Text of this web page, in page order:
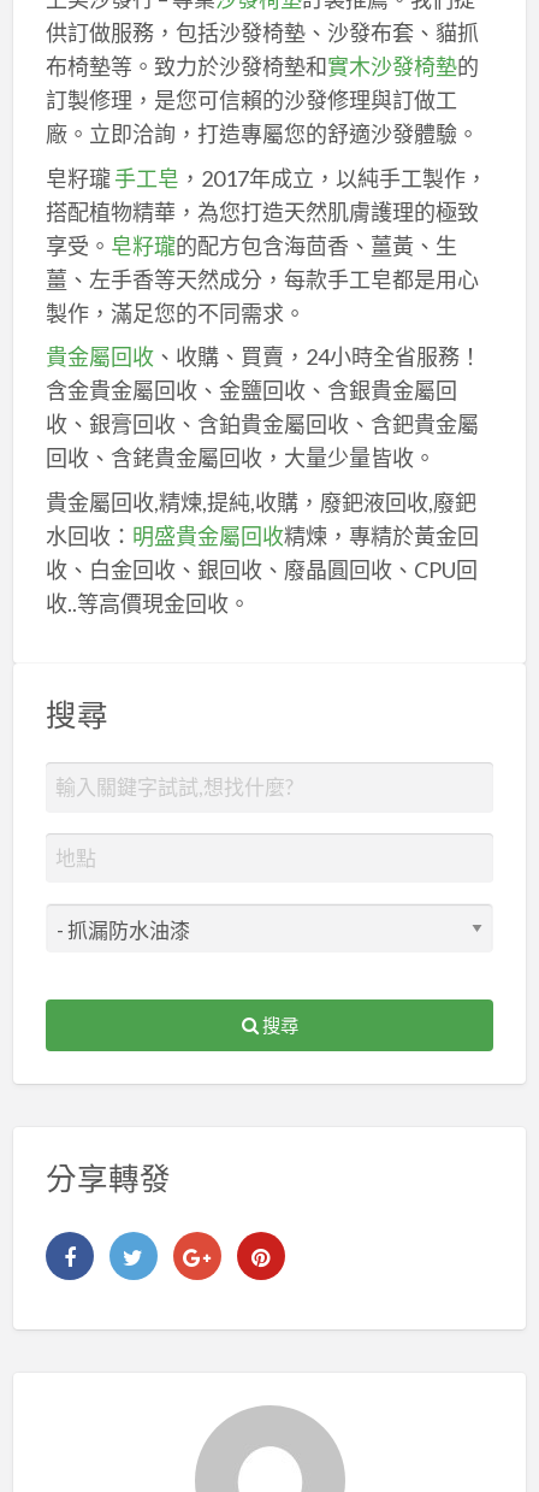
供訂做服務，包括沙發椅墊、沙發布套、貓抓
布椅墊等。致力於沙發椅墊和實木沙發椅墊的
訂製修理，是您可信賴的沙發修理與訂做工
廠。立即洽詢，打造專屬您的舒適沙發體驗。
皂籽瓏手工皂 ，2017年成立，以純手工製作，
搭配植物精華，為您打造天然肌膚護理的極致
享受。 皂籽瓏的配方包含海茴香、薑黃、生
薑、左手香等天然成分，每款手工皂都是用心
製作，滿足您的不同需求。
貴金屬回收、收購、買賣，24小時全省服務！
含金貴金屬回收、金鹽回收、含銀貴金屬回
收、銀膏回收、含鉑貴金屬回收、含鈀貴金屬
回收、含銠貴金屬回收，大量少量皆收。
貴金屬回收,精煉,提純,收購，廢鈀液回收,廢鈀
水回收： 明盛貴金屬回收精煉，專精於黃金回
收、白金回收、銀回收、廢晶圓回收、CPU回
收..等高價現金回收。
搜尋
搜尋
分享轉發